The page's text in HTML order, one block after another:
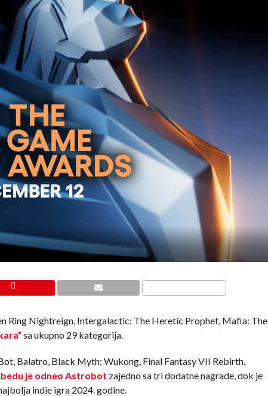
Ring Nightreign, Intergalactic: The Heretic Prophet, Mafia: The
sa ukupno 29 kategorija.
Balatro, Black Myth: Wukong, Final Fantasy VII Rebirth,
je odneo Astrobot zajedno sa tri dodatne nagrade, dok je
indie igra 2024. godine.